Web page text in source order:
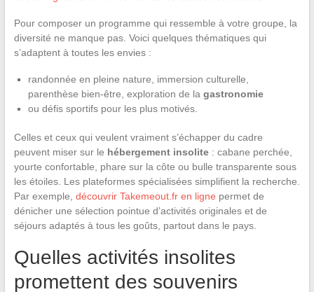
Pour composer un programme qui ressemble à votre groupe, la
diversité ne manque pas. Voici quelques thématiques qui
s’adaptent à toutes les envies :
randonnée en pleine nature, immersion culturelle,
parenthèse bien-être, exploration de la gastronomie
ou défis sportifs pour les plus motivés.
Celles et ceux qui veulent vraiment s’échapper du cadre
peuvent miser sur le hébergement insolite: cabane perchée,
yourte confortable, phare sur la côte ou bulle transparente sous
les étoiles. Les plateformes spécialisées simplifient la recherche.
Par exemple, découvrir Takemeout.fr en ligne permet de
dénicher une sélection pointue d’activités originales et de
séjours adaptés à tous les goûts, partout dans le pays.
Quelles activités insolites
promettent des souvenirs